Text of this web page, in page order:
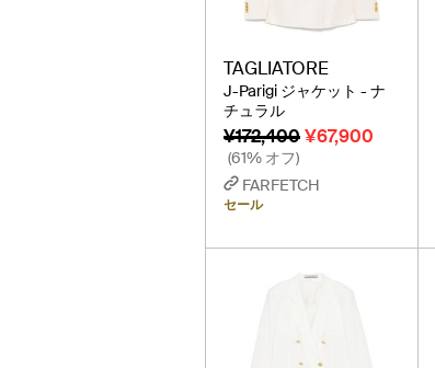
TAGLIATORE
J-Parigi ジャケット - ナ
チュラル
¥172,400¥67,900
(61% オフ)
FARFETCH
セール